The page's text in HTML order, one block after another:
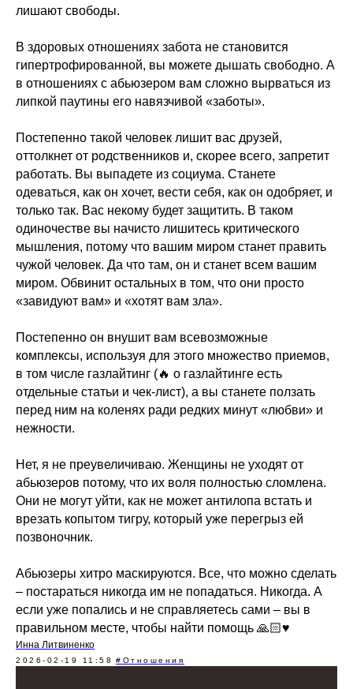
лишают свободы.
В здоровых отношениях забота не становится
гипертрофированной, вы можете дышать свободно. А
в отношениях с абьюзером вам сложно вырваться из
липкой паутины его навязчивой «заботы».
Постепенно такой человек лишит вас друзей,
оттолкнет от родственников и, скорее всего, запретит
работать. Вы выпадете из социума. Станете
одеваться, как он хочет, вести себя, как он одобряет, и
только так. Вас некому будет защитить. В таком
одиночестве вы начисто лишитесь критического
мышления, потому что вашим миром станет править
чужой человек. Да что там, он и станет всем вашим
миром. Обвинит остальных в том, что они просто
«завидуют вам» и «хотят вам зла».
Постепенно он внушит вам всевозможные
комплексы, используя для этого множество приемов,
в том числе газлайтинг (🔥 о газлайтинге есть
отдельные статьи и чек-лист), а вы станете ползать
перед ним на коленях ради редких минут «любви» и
нежности.
Нет, я не преувеличиваю. Женщины не уходят от
абьюзеров потому, что их воля полностью сломлена.
Они не могут уйти, как не может антилопа встать и
врезать копытом тигру, который уже перегрыз ей
позвоночник.
Абьюзеры хитро маскируются. Все, что можно сделать
– постараться никогда им не попадаться. Никогда. А
если уже попались и не справляетесь сами – вы в
правильном месте, чтобы найти помощь 🙏🏻♥️
Инна Литвиненко
2026-02-19 11:58 #Отношения